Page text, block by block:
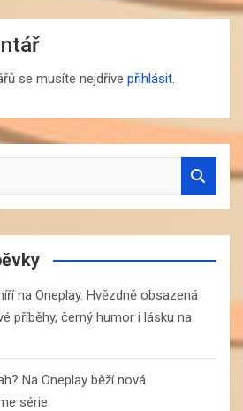
se musíte nejdříve přihlásit.
na Oneplay. Hvězdně obsazená
příběhy, černý humor i lásku na
Na Oneplay běží nová
série